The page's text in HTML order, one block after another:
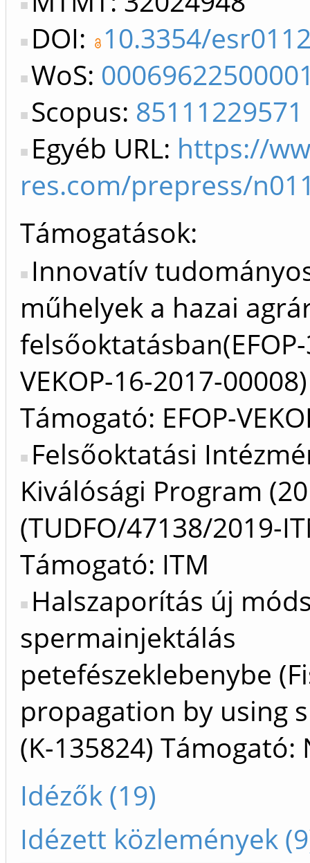
DOI: 10.3354/
WoS:
Scopus: 85111229571
Egyéb URL: https://
res.com/prepress/
Támogatások:
Innovatív
műhelyek a hazai
VEKOP-16-2017-00008)
Támogató: EFOP-
Felsőoktatási
Kiválósági Program
(TUDFO/47138/2019-
Támogató: ITM
Halszaporítás új
spermainjektálás
petefészeklebenybe
propagation by using
(K-135824) Támogató:
Idézők (19)
Idézett közlemények